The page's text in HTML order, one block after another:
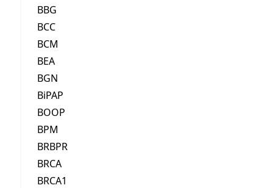
BBG
BCC
BCM
BEA
BGN
BiPAP
BOOP
BPM
BRBPR
BRCA
BRCA1